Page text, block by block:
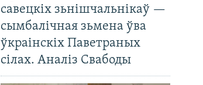
савецкіх зьнішчальнікаў —
сымбалічная зьмена ўва
ўкраінскіх Паветраных
сілах. Аналіз Свабоды